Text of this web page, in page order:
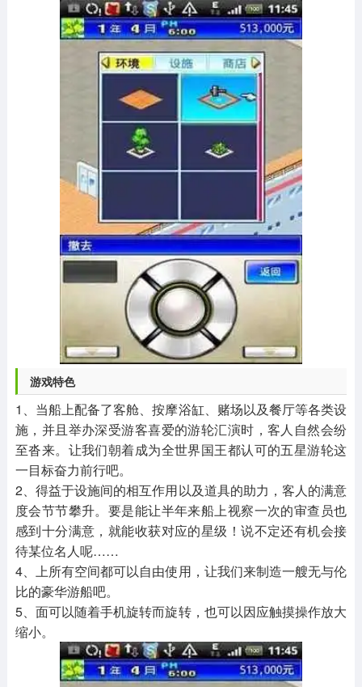
游戏特色
1、当船上配备了客舱、按摩浴缸、赌场以及餐厅等各类设
施，并且举办深受游客喜爱的游轮汇演时，客人自然会纷
至沓来。让我们朝着成为全世界国王都认可的五星游轮这
一目标奋力前行吧。
2、得益于设施间的相互作用以及道具的助力，客人的满意
度会节节攀升。要是能让半年来船上视察一次的审查员也
感到十分满意，就能收获对应的星级！说不定还有机会接
待某位名人呢……
4、上所有空间都可以自由使用，让我们来制造一艘无与伦
比的豪华游船吧。
5、面可以随着手机旋转而旋转，也可以因应触摸操作放大
缩小。